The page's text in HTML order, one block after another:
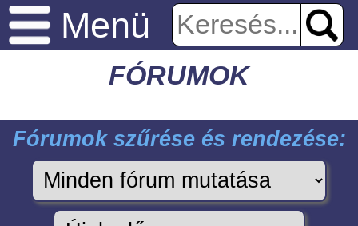
Menü
FÓRUMOK
Fórumok szűrése és rendezése: